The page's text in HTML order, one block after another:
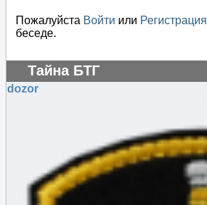
Пожалуйста Войти или Регистрация
беседе.
Тайна БТГ
dozor